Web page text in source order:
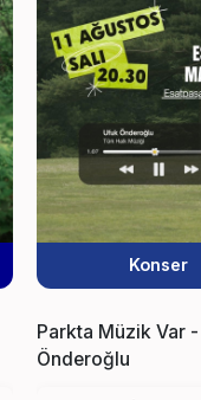
Konser
Parkta Müzik Var
Önderoğlu